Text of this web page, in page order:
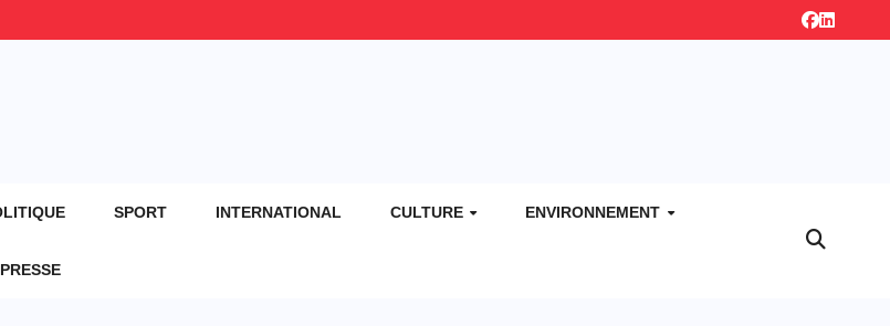
SPORT INTERNATIONAL CULTURE ENVIRONNEMENT